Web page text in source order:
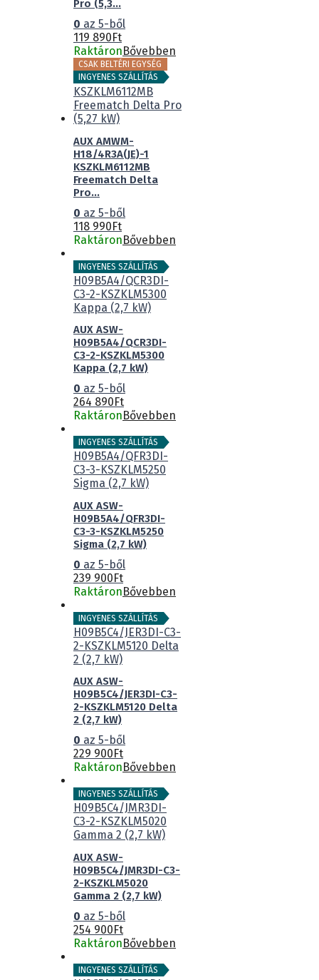
Pro (5,3...
0 az 5-ből
119 890 Ft
Raktáron Bővebben
CSAK BELTÉRI EGYSÉG
INGYENES SZÁLLÍTÁS
AUX AMWM-
H18/4R3A(JE)-1
KSZKLM6112MB
Freematch Delta
Pro...
0 az 5-ből
118 990Ft
RaktáronBővebben
INGYENES SZÁLLÍTÁS
AUX ASW-
H09B5A4/QCR3DI-
C3-2-KSZKLM5300
Kappa (2,7 kW)
0 az 5-ből
264 890 Ft
Raktáron Bővebben
INGYENES SZÁLLÍTÁS
AUX ASW-
H09B5A4/QFR3DI-
C3-3-KSZKLM5250
Sigma (2,7 kW)
0 az 5-ből
239 900Ft
RaktáronBővebben
INGYENES SZÁLLÍTÁS
AUX ASW-
H09B5C4/JER3DI-C3-
2-KSZKLM5120 Delta
2 (2,7 kW)
0 az 5-ből
229 900 Ft
Raktáron Bővebben
INGYENES SZÁLLÍTÁS
AUX ASW-
H09B5C4/JMR3DI-C3-
2-KSZKLM5020
Gamma 2 (2,7 kW)
0 az 5-ből
254 900Ft
RaktáronBővebben
INGYENES SZÁLLÍTÁS